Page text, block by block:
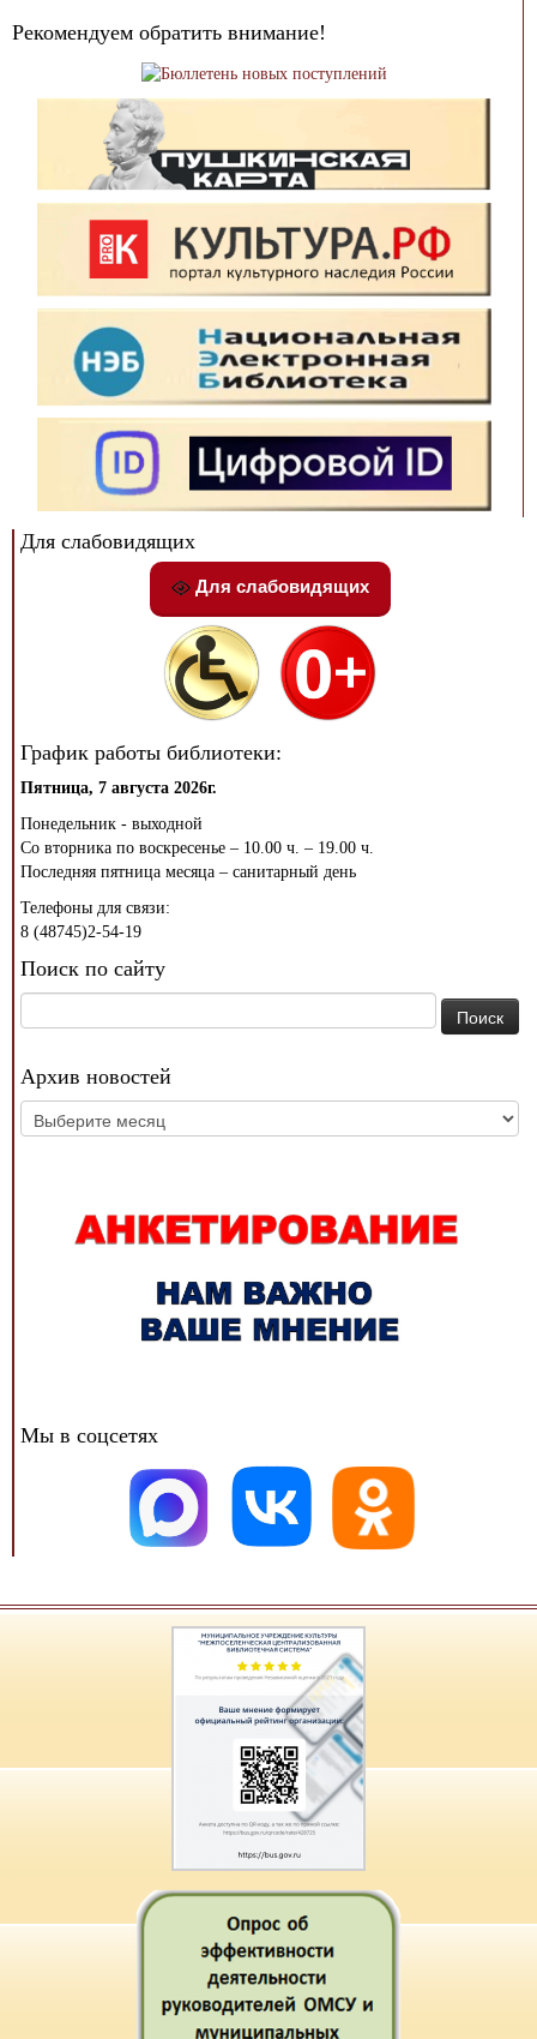
Рекомендуем обратить внимание!
Для слабовидящих
Для слабовидящих
График работы библиотеки:
Пятница, 7 августа 2026г.
Понедельник - выходной
Со вторника по воскресенье – 10.00 ч. – 19.00 ч.
Последняя пятница месяца – санитарный день
Телефоны для связи:
8 (48745)2-54-19
Поиск по сайту
Архив новостей
Архив
новостей
Мы в соцсетях